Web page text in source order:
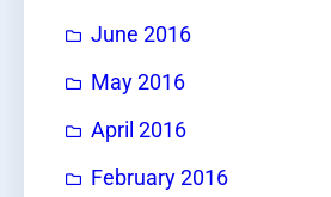
June 2016
May 2016
April 2016
February 2016